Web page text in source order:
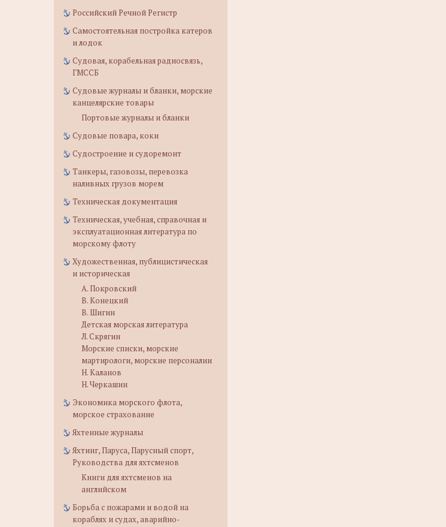
Российский Речной Регистр
Самостоятельная постройка катеров
и лодок
Судовая, корабельная радиосвязь,
ГМССБ
Судовые журналы и бланки, морские
канцелярские товары
Портовые журналы и бланки
Судовые повара, коки
Судостроение и судоремонт
Танкеры, газовозы, перевозка
наливных грузов морем
Техническая документация
Техническая, учебная, справочная и
эксплуатационная литература по
морскому флоту
Художественная, публицистическая
и историческая
А. Покровский
В. Конецкий
В. Шигин
Детская морская литература
Л. Скрягин
Морские списки, морские
мартирологи, морские персоналии
Н. Каланов
Н. Черкашин
Экономика морского флота,
морское страхование
Яхтенные журналы
Яхтинг, Паруса, Парусный спорт,
Руководства для яхтсменов
Книги для яхтсменов на
английском
Борьба с пожарами и водой на
кораблях и судах, аварийно-